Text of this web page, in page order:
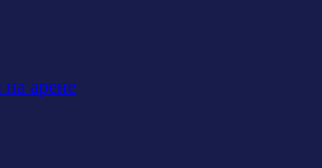
арене